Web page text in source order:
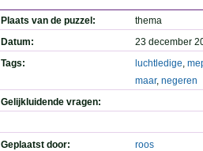
Plaats van de puzzel:
thema
Datum:
23 december
Tags:
luchtledige,
maar, negeren
Gelijkluidende vragen:
Geplaatst door: roos